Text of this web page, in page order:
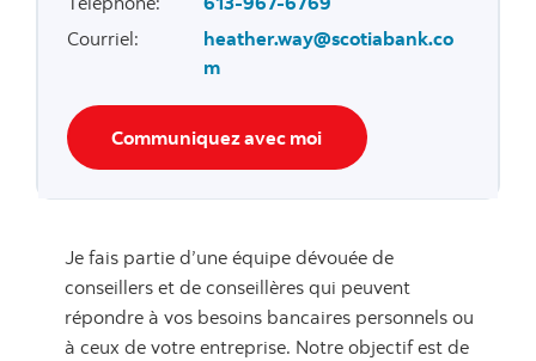
Courriel:
heather.way@scotiabank.co
m
Communiquez avec moi
Je fais partie d’une équipe dévouée de
conseillers et de conseillères qui peuvent
répondre à vos besoins bancaires personnels ou
à ceux de votre entreprise. Notre objectif est de